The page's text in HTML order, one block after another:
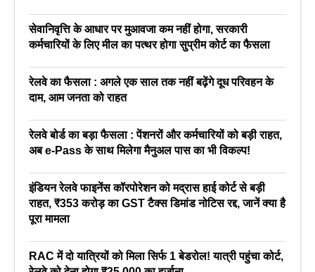
सेवानिवृत्ति के आधार पर मुआवजा कम नहीं होगा, सरकारी
कर्मचारियों के लिए मील का पत्थर होगा सुप्रीम कोर्ट का फैसला
रेलवे का फैसला : अगले एक साल तक नहीं बढ़ेंगे दूध परिवहन के
दाम, आम जनता को राहत
रेलवे बोर्ड का बड़ा फैसला : पेंशनरों और कर्मचारियों को बड़ी राहत,
अब e-Pass के साथ मिलेगा मैनुअल पास का भी विकल्प!
इंडियन रेलवे फाइनेंस कॉरपोरेशन को मद्रास हाई कोर्ट से बड़ी
राहत, ₹353 करोड़ का GST टैक्स डिमांड नोटिस रद्द, जानें क्या है
पूरा मामला
RAC में दो यात्रियों को मिला सिर्फ 1 बेडरोल! यात्री पहुंचा कोर्ट,